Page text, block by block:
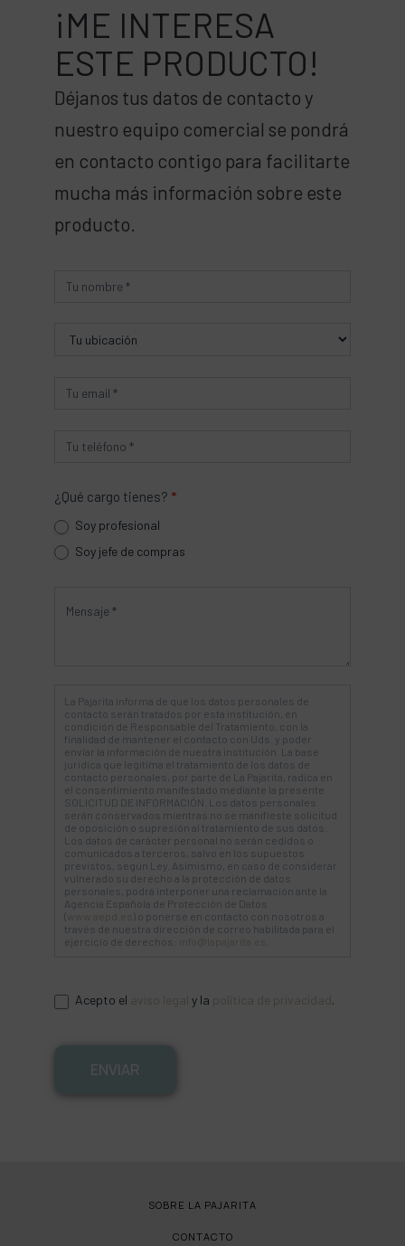
¡ME INTERESA
ESTE PRODUCTO!
Déjanos tus datos de contacto y
nuestro equipo comercial se pondrá
en contacto contigo para facilitarte
mucha más información sobre este
producto.
Producto
¿Qué cargo tienes? *
Soy profesional
Soy jefe de compras
La Pajarita informa de que los datos personales de
contacto serán tratados por esta institución, en
condición de Responsable del Tratamiento, con la
finalidad de mantener el contacto con Uds. y poder
enviar la información de nuestra institución. La base
jurídica que legitima el tratamiento de los datos de
contacto personales, por parte de La Pajarita, radica en
el consentimiento manifestado mediante la presente
SOLICITUD DE INFORMACIÓN. Los datos personales
serán conservados mientras no se manifieste solicitud
de oposición o supresión al tratamiento de sus datos.
Los datos de carácter personal no serán cedidos o
comunicados a terceros, salvo en los supuestos
previstos, según Ley. Asimismo, en caso de considerar
vulnerado su derecho a la protección de datos
personales, podrá interponer una reclamación ante la
Agencia Española de Protección de Datos
(
) o ponerse en contacto con nosotros a
través de nuestra dirección de correo habilitada para el
ejercicio de derechos:
Acepto el y la .
ENVIAR
SOBRE LA PAJARITA
CONTACTO